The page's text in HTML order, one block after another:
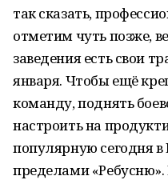
так сказать,
отметим чуть позже,
заведения есть свои
января. Чтобы ещё
команду, поднять
настроить на
популярную сегодня в
пределами